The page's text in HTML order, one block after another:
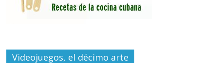
Videojuegos, el décimo arte